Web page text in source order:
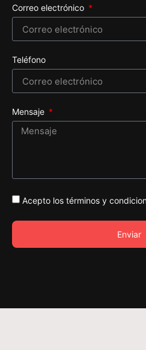
Correo electrónico
Teléfono
Mensaje
Acepto los términos y
Enviar